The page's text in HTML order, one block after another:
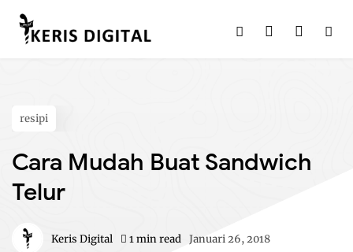
resipi
Cara Mudah Buat Sandwich
Telur
Keris Digital 1 min read Januari 26, 2018